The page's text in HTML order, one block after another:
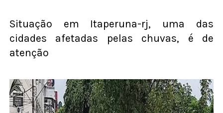
Situação em Itaperuna-rj, uma das
cidades afetadas pelas chuvas, é de
atenção